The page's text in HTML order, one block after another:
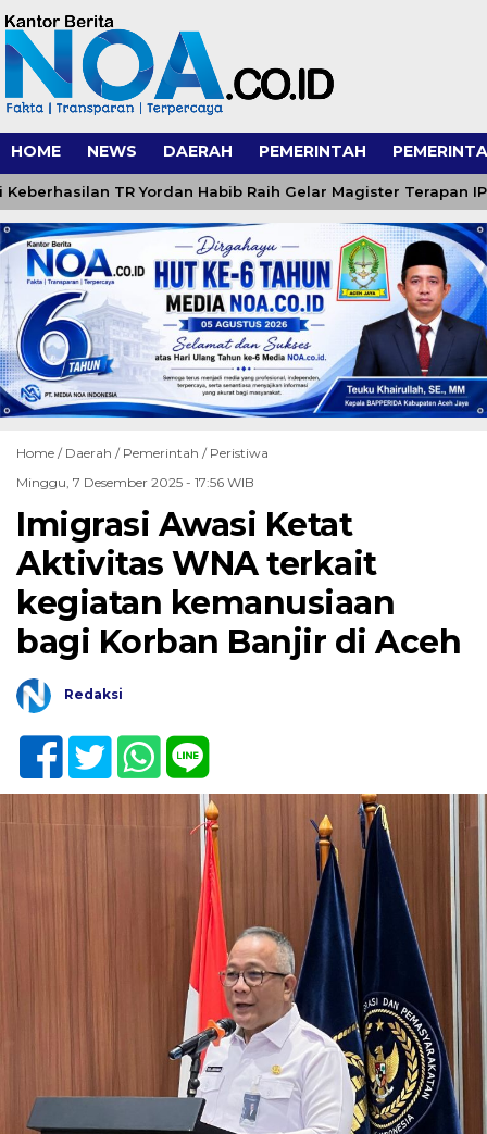
HOME NEWS DAERAH PEMERINTAH
TR Yordan Habib Raih Gelar Magister Terapan IPDN
Home / Daerah / Pemerintah / Peristiwa
Minggu, 7 Desember 2025 - 17:56 WIB
Imigrasi Awasi Ketat
Aktivitas WNA terkait
kegiatan kemanusiaan
bagi Korban Banjir di Aceh
Redaksi